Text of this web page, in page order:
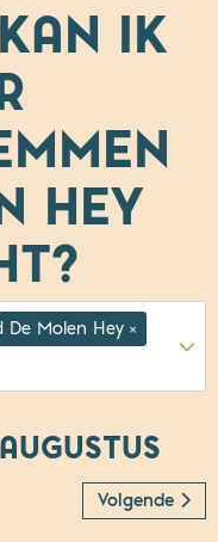
IK
HEY
De Molen Hey ×
Volgende